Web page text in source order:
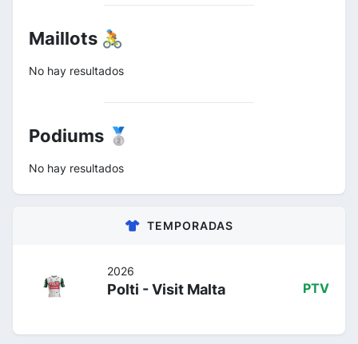
Maillots 🚴
No hay resultados
Podiums 🥈
No hay resultados
TEMPORADAS
2026
Polti - Visit Malta PTV